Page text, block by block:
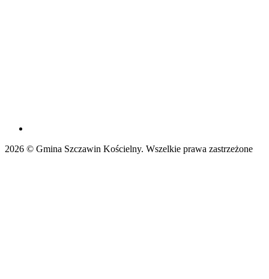
2026 © Gmina Szczawin Kościelny. Wszelkie prawa zastrzeżone